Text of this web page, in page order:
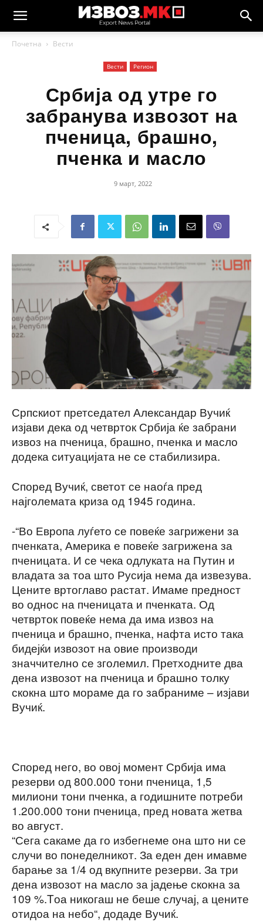
Почетна Вести
Вести Регион
Србија од утре го
забранува извозот на
пченица, брашно,
пченка и масло
9 март, 2022
Српскиот претседател Александар Вучиќ
изјави дека од четврток Србија ќе забрани
извоз на пченица, брашно, пченка и масло
додека ситуацијата не се стабилизира.
Според Вучиќ, светот се наоѓа пред
најголемата криза од 1945 година.
-“Во Европа луѓето се повеќе загрижени за
пченката, Америка е повеќе загрижена за
пченицата. И се чека одлуката на Путин и
владата за тоа што Русија нема да извезува.
Цените вртоглаво растат. Имаме предност
во однос на пченицата и пченката. Од
четврток повеќе нема да има извоз на
пченица и брашно, пченка, нафта исто така
бидејќи извозот на овие производи
значчително се зголемил. Претходните два
дена извозот на пченица и брашно толку
скокна што мораме да го забраниме – изјави
Вучиќ.
Според него, во овој момент Србија има
резерви од 800.000 тони пченица, 1,5
милиони тони пченка, а годишните потреби
1.200.000 тони пченица, пред новата жетва
во август.
“Сега сакаме да го избегнеме она што ни се
случи во понеделникот. За еден ден имавме
барање за 1/4 од вкупните резерви. За три
дена извозот на масло за јадење скокна за
109 %.Tоа никогаш не беше случај, а цените
отидоа на небо“, додаде Вучиќ.